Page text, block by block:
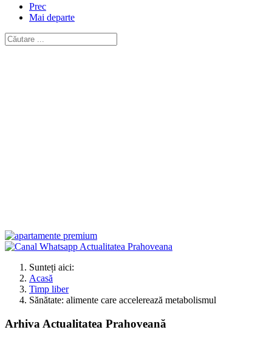
Prec
Mai departe
Sunteți aici:
Acasă
Timp liber
Sănătate: alimente care accelerează metabolismul
Arhiva Actualitatea Prahoveană